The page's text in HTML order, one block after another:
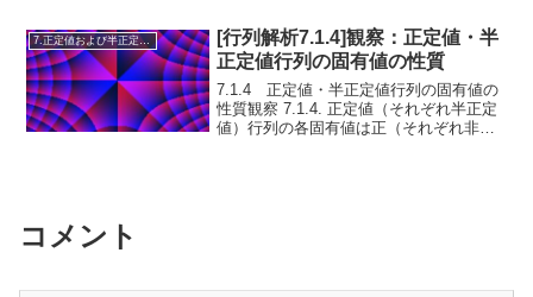
n\}
n\}
7.正定値および半正定値行列
[行列解析7.1.4]観察：正定値・半
正定値行列の固有値の性質
7.1.4 正定値・半正定値行列の固有値の
性質観察 7.1.4. 正定値（それぞれ半正定
値）行列の各固有値は正（それぞれ非
コメント